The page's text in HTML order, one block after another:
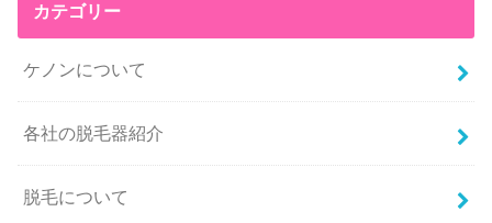
カテゴリー
ケノンについて
各社の脱毛器紹介
脱毛について